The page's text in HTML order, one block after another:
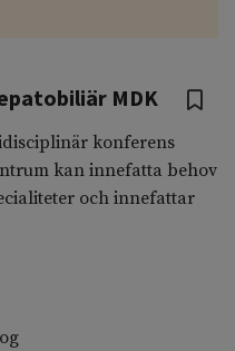
MDK
konferens
kan innefatta behov
och innefattar